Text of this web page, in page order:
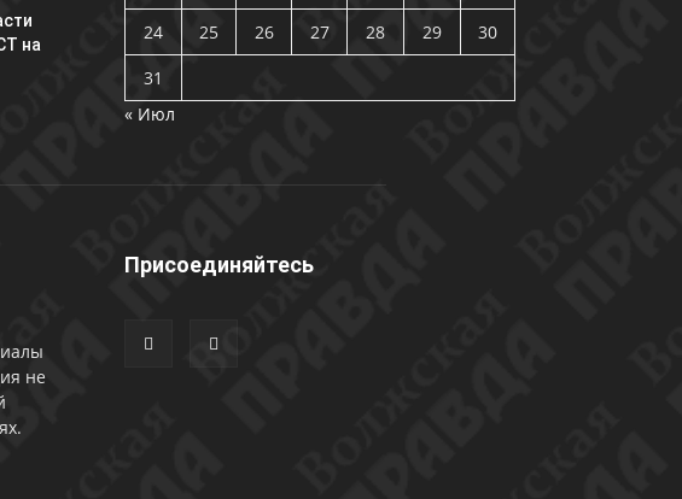
на
24
25 26 27 28 29
30
31
« Июл
не
Присоединяйтесь